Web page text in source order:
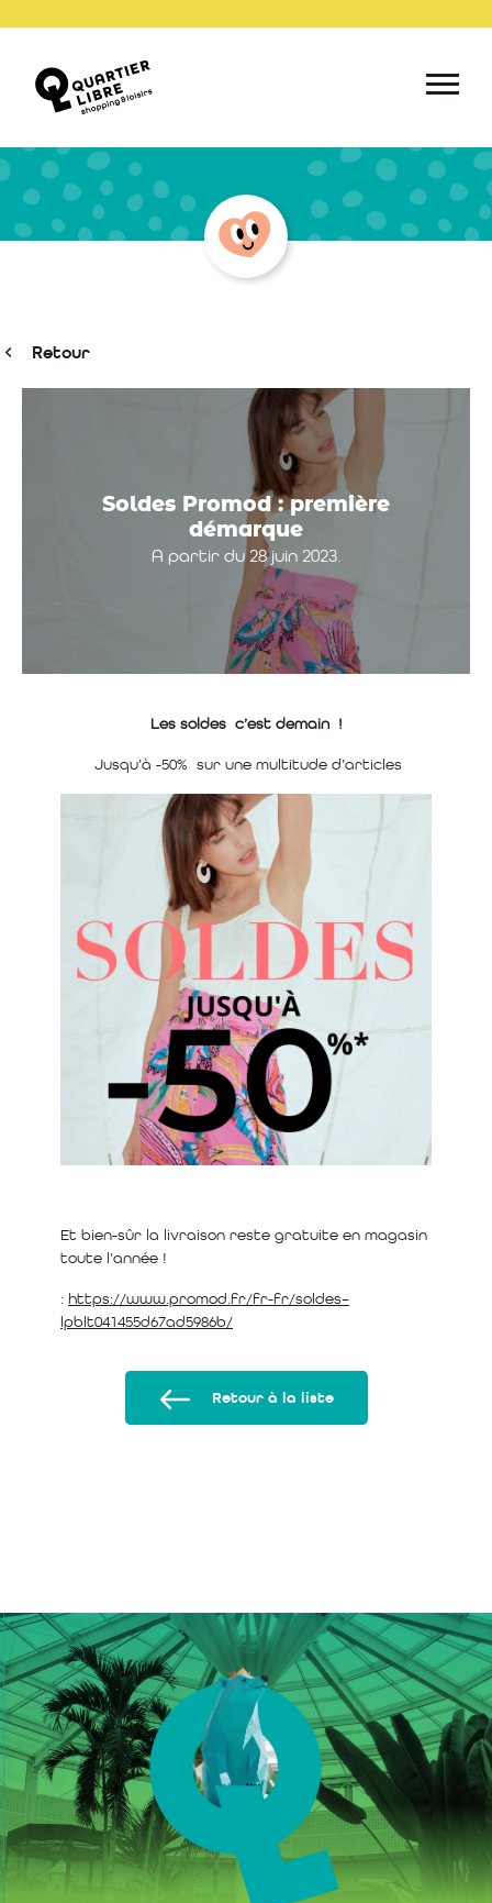
Retour
Soldes Promod : première
démarque
A partir du 28 juin 2023.
Les soldes c’est demain !
Jusqu’à -50% sur une multitude d’articles
Et bien-sûr la livraison reste gratuite en magasin
toute l’année !
: https://www.promod.fr/fr-fr/soldes–
lpblt041455d67ad5986b/
Retour à la liste